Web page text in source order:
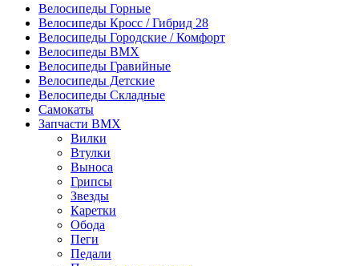
Велосипеды Горные
Велосипеды Кросс / Гибрид 28
Велосипеды Городские / Комфорт
Велосипеды BMX
Велосипеды Гравийные
Велосипеды Детские
Велосипеды Складные
Самокаты
Запчасти BMX
Вилки
Втулки
Выноса
Грипсы
Звезды
Каретки
Обода
Пеги
Педали